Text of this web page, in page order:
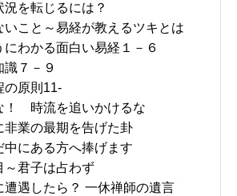
況を転じるには？
いこと～易経が教えるツキとは
わかる面白い易経１－６
７－９
の原則11-
！ 時流を追いかけるな
非業の最期を告げた卦
中にある方へ捧げます
～君子は占わず
遭遇したら？ 一休禅師の遺言